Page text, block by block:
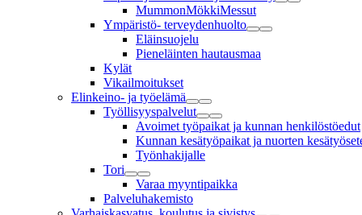
MummonMökkiMessut
Ympäristö- terveydenhuolto
Eläinsuojelu
Pieneläinten hautausmaa
Kylät
Vikailmoitukset
Elinkeino- ja työelämä
Työllisyyspalvelut
Avoimet työpaikat ja kunnan henkilöstöedut
Kunnan kesätyöpaikat ja nuorten
Työnhakijalle
Tori
Varaa myyntipaikka
Palveluhakemisto